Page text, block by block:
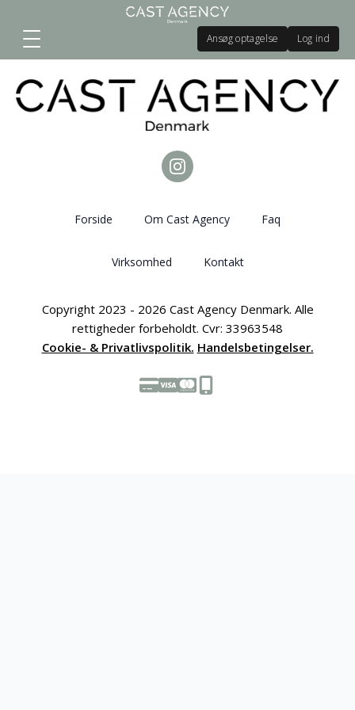
Ansøg optagelse Log ind
Forside Om Cast Agency Faq
Virksomhed Kontakt
Copyright 2023 - 2026 Cast Agency Denmark. Alle
rettigheder forbeholdt. Cvr: 33963548
Cookie- & Privatlivspolitik. Handelsbetingelser.